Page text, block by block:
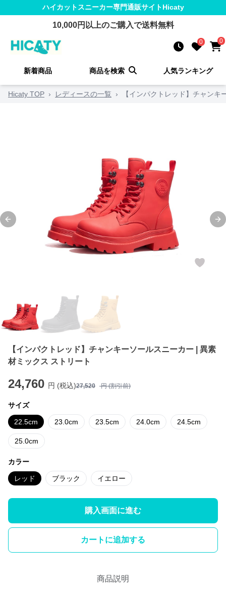
ハイカットスニーカー専門通販サイトHicaty
10,000円以上のご購入で送料無料
0 0
新着商品 商品を検索 人気ランキング
Hicaty TOP › レディースの一覧 › 【インパクトレッド】チャン
Previous slide
【インパクトレッド】チャンキーソールスニーカー | 異素
材ミックス ストリート
24,760 円 (税込)27,520 円 (割引前)
サイズ
22.5cm 23.0cm 23.5cm 24.0cm 24.5cm
25.0cm
カラー
レッド ブラック イエロー
購入画面に進む
カートに追加する
商品説明